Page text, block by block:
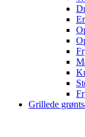
Grillede